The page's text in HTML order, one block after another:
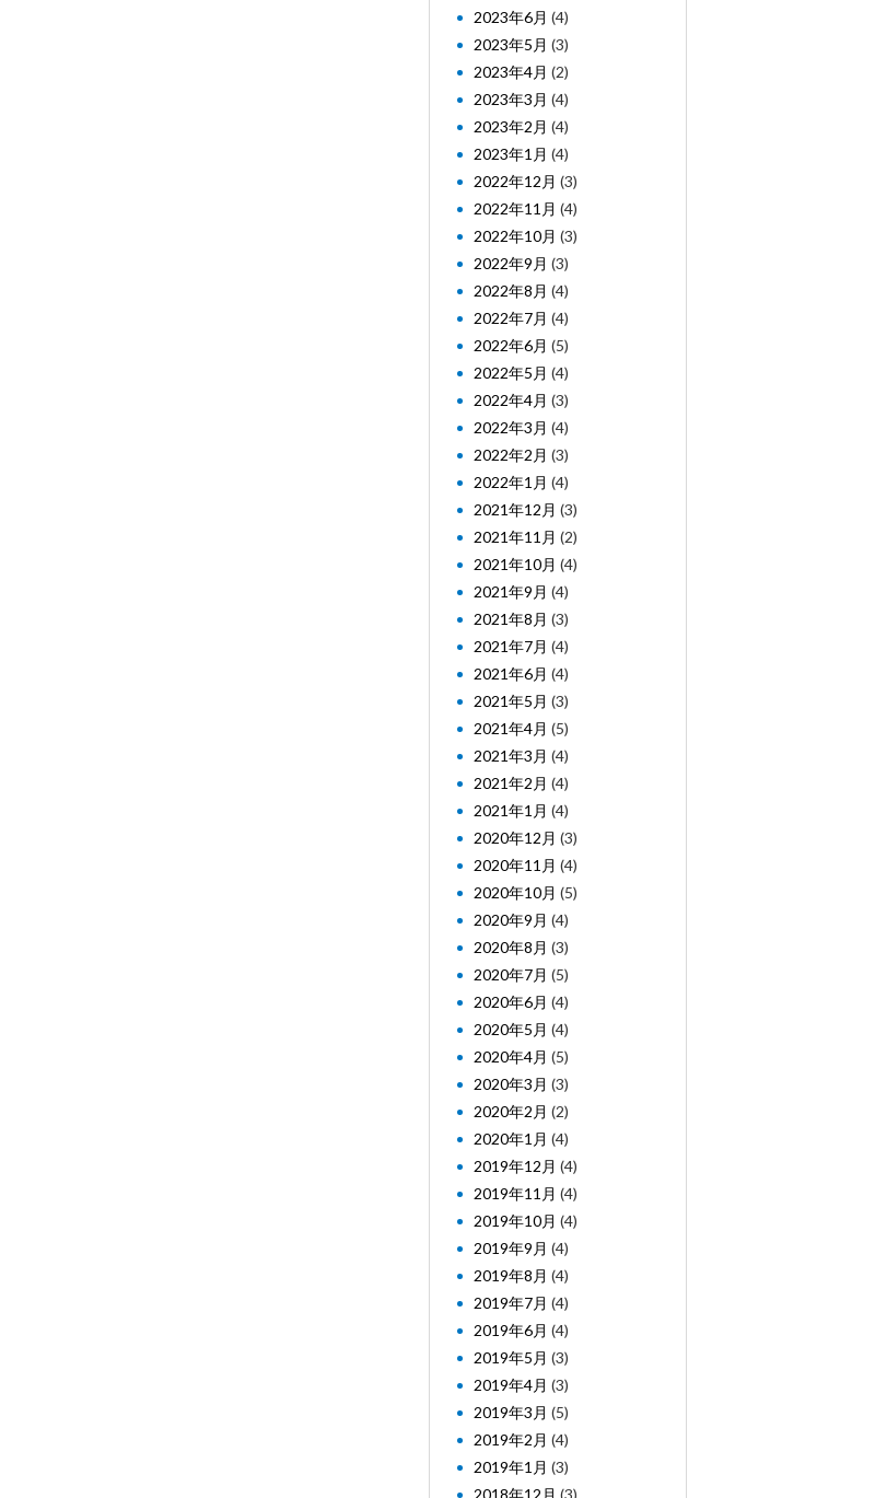
2023年6月 (4)
2023年5月 (3)
2023年4月 (2)
2023年3月 (4)
2023年2月 (4)
2023年1月 (4)
2022年12月 (3)
2022年11月 (4)
2022年10月 (3)
2022年9月 (3)
2022年8月 (4)
2022年7月 (4)
2022年6月 (5)
2022年5月 (4)
2022年4月 (3)
2022年3月 (4)
2022年2月 (3)
2022年1月 (4)
2021年12月 (3)
2021年11月 (2)
2021年10月 (4)
2021年9月 (4)
2021年8月 (3)
2021年7月 (4)
2021年6月 (4)
2021年5月 (3)
2021年4月 (5)
2021年3月 (4)
2021年2月 (4)
2021年1月 (4)
2020年12月 (3)
2020年11月 (4)
2020年10月 (5)
2020年9月 (4)
2020年8月 (3)
2020年7月 (5)
2020年6月 (4)
2020年5月 (4)
2020年4月 (5)
2020年3月 (3)
2020年2月 (2)
2020年1月 (4)
2019年12月 (4)
2019年11月 (4)
2019年10月 (4)
2019年9月 (4)
2019年8月 (4)
2019年7月 (4)
2019年6月 (4)
2019年5月 (3)
2019年4月 (3)
2019年3月 (5)
2019年2月 (4)
2019年1月 (3)
2018年12月 (3)